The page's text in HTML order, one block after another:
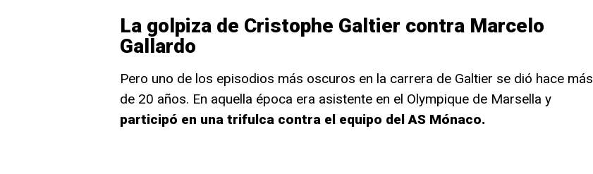
La golpiza de Cristophe Galtier contra Marcelo
Gallardo
Pero uno de los episodios más oscuros en la carrera de Galtier se dió hace más
de 20 años. En aquella época era asistente en el Olympique de Marsella y
participó en una trifulca contra el equipo del AS Mónaco.